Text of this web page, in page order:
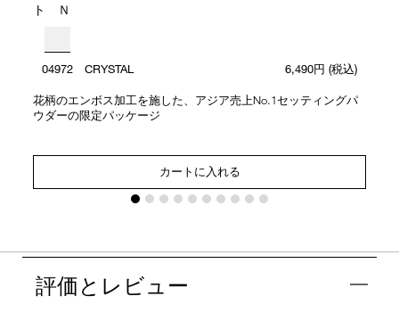
ト Ｎ
04972 CRYSTAL 6,490円 (税込)
花柄のエンボス加工を施した、アジア売上No.1セッティングパ
ウダーの限定パッケージ
カートに入れる
評価とレビュー